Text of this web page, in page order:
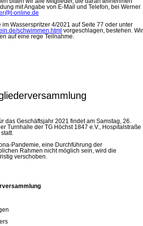
mit Angabe von E-Mail und Telefon, bei Werner
online.de
Wasserspritzer 4/2021 auf Seite 77 oder unter
schwimmen.html vorgeschlagen, bestehen. Wir
auf eine rege Teilnahme.
das Geschäftsjahr 2021 findet am Samstag, 26.
Turnhalle der TG Höchst 1847 e.V., Hospitalstraße
Pandemie, eine Durchführung der
Rahmen nicht möglich sein, wird die
verschoben.